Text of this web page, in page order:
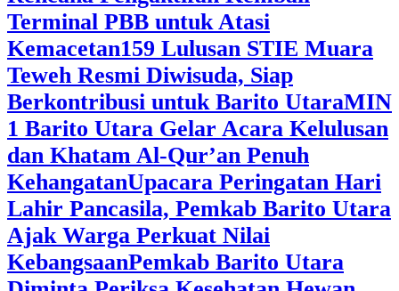
Terminal PBB untuk Atasi
Kemacetan159 Lulusan STIE Muara
Teweh Resmi Diwisuda, Siap
Berkontribusi untuk Barito UtaraMIN
1 Barito Utara Gelar Acara Kelulusan
dan Khatam Al-Qur’an Penuh
KehangatanUpacara Peringatan Hari
Lahir Pancasila, Pemkab Barito Utara
Ajak Warga Perkuat Nilai
KebangsaanPemkab Barito Utara